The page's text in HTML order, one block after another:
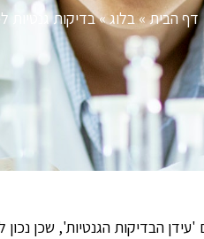
דף הבית»בלוג»בדיקות גנטיות
הבדיקות הגנטיות', שכן נכון